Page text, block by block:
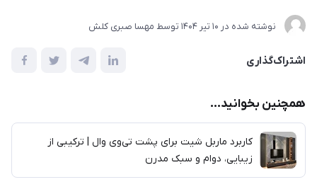
نوشته شده در 10 تير 1404 توسط مهسا صبری کلش
اشتراک‌گذاری
همچنین بخوانید...
کاربرد ماربل شیت برای پشت تی‌وی وال | ترکیبی از
زیبایی، دوام و سبک مدرن